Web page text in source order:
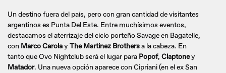
Un destino fuera del país, pero con gran cantidad de visitantes
argentinos es Punta Del Este. Entre muchísimos eventos,
destacamos el aterrizaje del ciclo porteño Savage en Bagatelle,
con Marco CarolayThe Martinez Brothersa la cabeza. En
tanto que Ovo Nightclub será el lugar para Popof, Claptoney
Matador. Una nueva opción aparece con Cipriani (en el ex San